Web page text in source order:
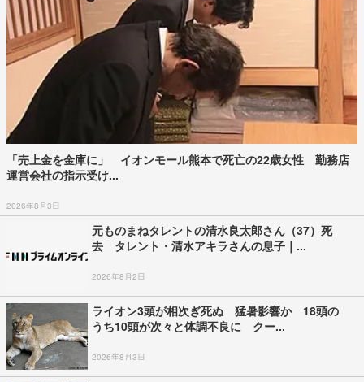
「売上金を金庫に」 イオンモール熊本で死亡の22歳女性 勤務店
運営会社の指示受け...
2026年8月3日
元ものまねタレントの清水良太郎さん（37）死
去 タレント・清水アキラさんの息子｜...
2026年8月2日
ライオン3頭が相次ぎ死ぬ 猛暑影響か 18頭の
うち10頭が次々と体調不良に クー...
2026年8月3日